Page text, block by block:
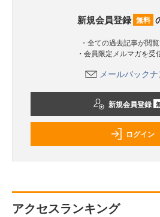
新規会員登録 無料
・全ての過去記事が閲
・会員限定メルマガを受
メールバック
新規会員登録
ログイン
アクセスランキング